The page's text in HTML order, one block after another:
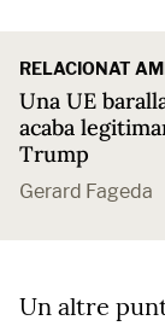
RELACIONAT
Una UE
acaba
Trump
Gerard Fageda
Un altre